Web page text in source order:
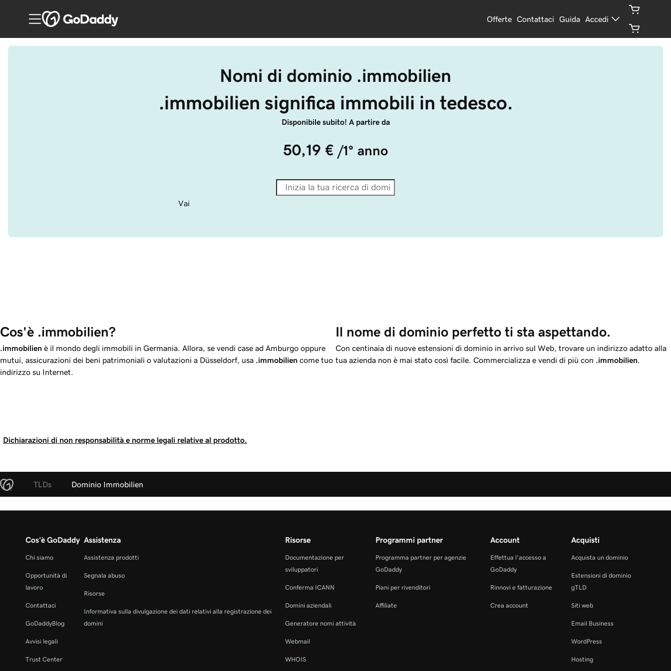
Offerte Contattaci Guida Accedi
Nomi di dominio .immobilien
.immobilien significa immobili in tedesco.
Disponibile subito! A partire da
50,19 € /1° anno
Vai
Cos'è .immobilien?
.immobilien è il mondo degli immobili in Germania. Allora, se vendi case ad Amburgo oppure
mutui, assicurazioni dei beni patrimoniali o valutazioni a Düsseldorf, usa .immobilien come tuo
indirizzo su Internet.
Il nome di dominio perfetto ti sta aspettando.
Con centinaia di nuove estensioni di dominio in arrivo sul Web, trovare un indirizzo adatto alla
tua azienda non è mai stato così facile. Commercializza e vendi di più con .immobilien.
Dichiarazioni di non responsabilità e norme legali relative al prodotto.
TLDs Dominio Immobilien
Cos'è GoDaddy
Chi siamo
Opportunità di
lavoro
Contattaci
GoDaddyBlog
Avvisi legali
Trust Center
Assistenza
Assistenza prodotti
Segnala abuso
Risorse
Informativa sulla divulgazione dei dati relativi alla registrazione dei
domini
Risorse
Documentazione per
sviluppatori
Conferma ICANN
Domini aziendali
Generatore nomi attività
Webmail
WHOIS
Programmi partner
Programma partner per agenzie
GoDaddy
Piani per rivenditori
Affiliate
Account
Effettua l'accesso a
GoDaddy
Rinnovi e fatturazione
Crea account
Acquisti
Acquista un dominio
Estensioni di dominio
gTLD
Siti web
Email Business
WordPress
Hosting